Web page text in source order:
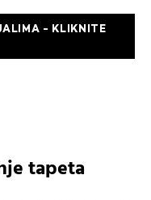
- KLIKNITE
tapeta